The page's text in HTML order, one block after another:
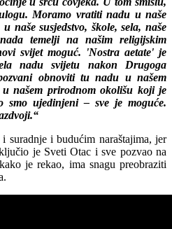
Moramo vratiti nadu u naše
naše susjedstvo, škole, sela, naše
temelji na našim religijskim
svijet moguć. 'Nostra aetate' je
nadu svijetu nakon Drugoga
obnoviti tu nadu u našem
našem prirodnom okolišu koji je
smo ujedinjeni – sve je moguće.
suradnje i budućim naraštajima, jer
je Sveti Otac i sve pozvao na
je rekao, ima snagu preobraziti